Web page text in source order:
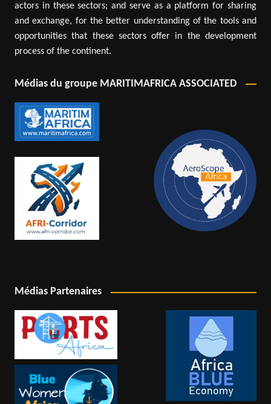
actors in these sectors; and serve as a platform for sharing
and exchange, for the better understanding of the tools and
opportunities that these sectors offer in the development
process of the continent.
Médias du groupe MARITIMAFRICA ASSOCIATED
Médias Partenaires